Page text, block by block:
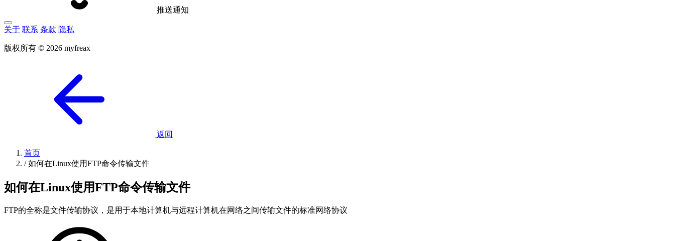
推送通知
关于 联系 条款 隐私
版权所有 © 2026 myfreax
返回
首页
/ 如何在Linux使用FTP命令传输文件
如何在Linux使用FTP命令传输文件
FTP的全称是文件传输协议，是用于本地计算机与远程计算机在网络之间传输文件的标准网络协议